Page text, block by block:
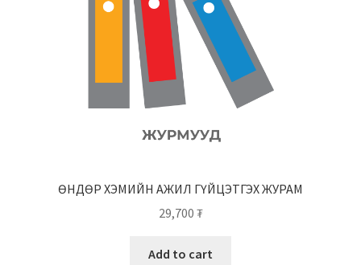
ӨНДӨР ХЭМИЙН АЖИЛ ГҮЙЦЭТГЭХ ЖУРАМ
29,700 ₮
Add to cart